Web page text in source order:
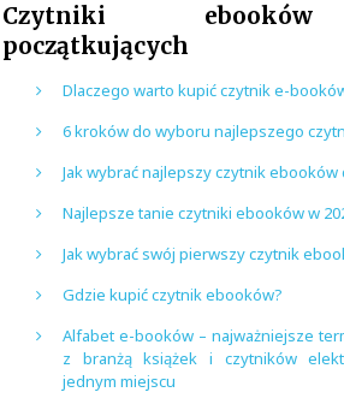
Czytniki
początkujących
Dlaczego warto kupić czytnik e-
6 kroków do wyboru najlepszego
Jak wybrać najlepszy czytnik ebooków
Najlepsze tanie czytniki ebooków w
Jak wybrać swój pierwszy czytnik
Gdzie kupić czytnik ebooków?
Alfabet e-booków – najważniejsze
z branżą książek i czytników
jednym miejscu